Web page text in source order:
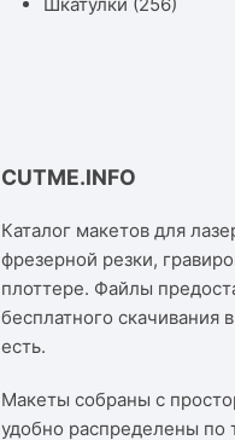
CUTME.INFO
Каталог макетов для
фрезерной резки,
плоттере. Файлы
бесплатного скачивания
есть.
Макеты собраны с
удобно распределены по